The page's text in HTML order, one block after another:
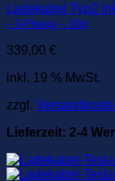
Ladekabel Typ2
– 3-Phasig – 10m
339,00 €
inkl. 19 % MwSt.
zzgl.
Lieferzeit: 2-4